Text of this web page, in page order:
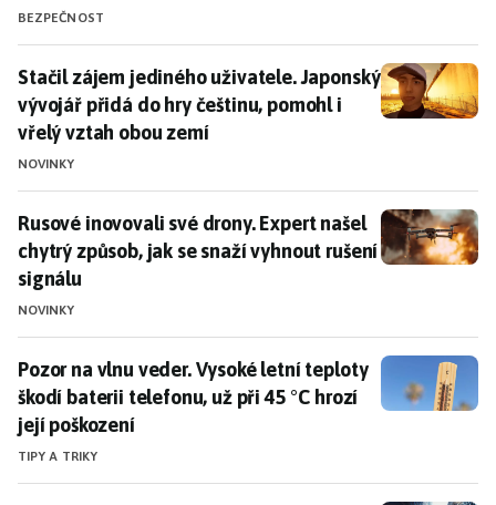
BEZPEČNOST
Stačil zájem jediného uživatele. Japonský vývojář
Stačil zájem jediného uživatele. Japonský
vývojář přidá do hry češtinu, pomohl i
vřelý vztah obou zemí
NOVINKY
Rusové inovovali své drony. Expert našel chytrý
Rusové inovovali své drony. Expert našel
chytrý způsob, jak se snaží vyhnout rušení
signálu
NOVINKY
Pozor na vlnu veder. Vysoké letní teploty škodí
Pozor na vlnu veder. Vysoké letní teploty
škodí baterii telefonu, už při 45 °C hrozí
její poškození
TIPY A TRIKY